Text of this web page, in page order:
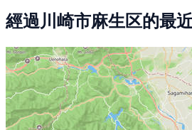
經過川崎市麻生区的最